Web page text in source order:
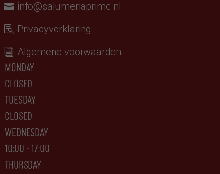
info@salumeriaprimo.nl
Privacyverklaring
Algemene voorwaarden
monday
closed
tuesday
CLOSED
wednesday
10:00 - 17:00
thursday